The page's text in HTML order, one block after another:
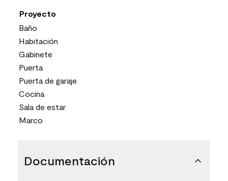
Proyecto
Baño
Habitación
Gabinete
Puerta
Puerta de garaje
Cocina
Sala de estar
Marco
Documentación